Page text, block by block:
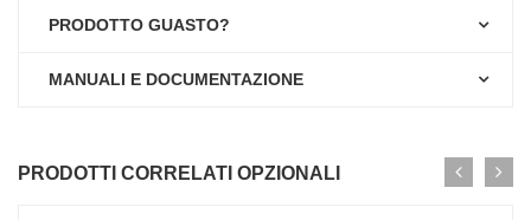
PRODOTTO GUASTO?
MANUALI E DOCUMENTAZIONE
PRODOTTI CORRELATI OPZIONALI